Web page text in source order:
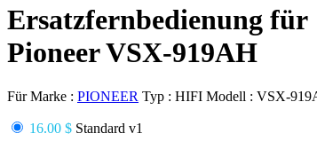
Ersatzfernbedienung für
Pioneer VSX-919AH
Für Marke : PIONEER Typ : HIFI Modell : VSX-
16.00 $ Standard v1